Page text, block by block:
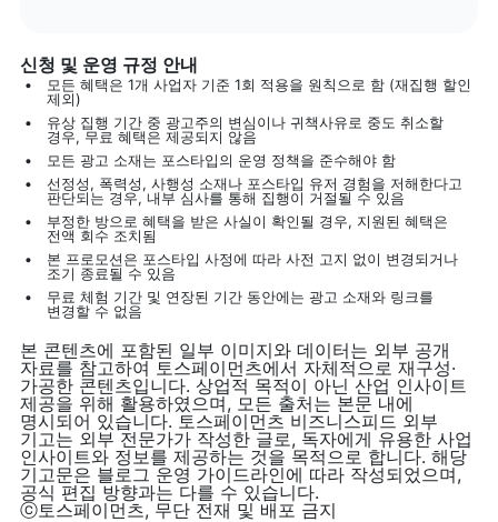
신청 및 운영 규정 안내
모든 혜택은 1개 사업자 기준 1회 적용을 원칙으로 함 (재집행 할인
제외)
유상 집행 기간 중 광고주의 변심이나 귀책사유로 중도 취소할
경우, 무료 혜택은 제공되지 않음
모든 광고 소재는 포스타입의 운영 정책을 준수해야 함
선정성, 폭력성, 사행성 소재나 포스타입 유저 경험을 저해한다고
판단되는 경우, 내부 심사를 통해 집행이 거절될 수 있음
부정한 방으로 혜택을 받은 사실이 확인될 경우, 지원된 혜택은
전액 회수 조치됨
본 프로모션은 포스타입 사정에 따라 사전 고지 없이 변경되거나
조기 종료될 수 있음
무료 체험 기간 및 연장된 기간 동안에는 광고 소재와 링크를
변경할 수 없음
본 콘텐츠에 포함된 일부 이미지와 데이터는 외부 공개
자료를 참고하여 토스페이먼츠에서 자체적으로 재구성·
가공한 콘텐츠입니다. 상업적 목적이 아닌 산업 인사이트
제공을 위해 활용하였으며, 모든 출처는 본문 내에
명시되어 있습니다. 토스페이먼츠 비즈니스피드 외부
기고는 외부 전문가가 작성한 글로, 독자에게 유용한 사업
인사이트와 정보를 제공하는 것을 목적으로 합니다. 해당
기고문은 블로그 운영 가이드라인에 따라 작성되었으며,
공식 편집 방향과는 다를 수 있습니다.
ⓒ토스페이먼츠, 무단 전재 및 배포 금지